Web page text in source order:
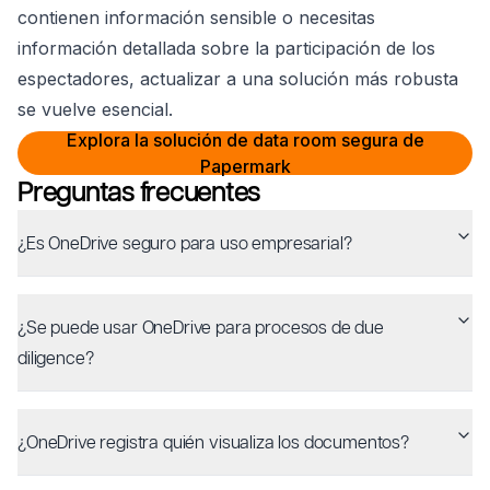
contienen información sensible o necesitas
información detallada sobre la participación de los
espectadores, actualizar a una solución más robusta
se vuelve esencial.
Explora la solución de data room segura de
Papermark
Preguntas frecuentes
¿Es OneDrive seguro para uso empresarial?
¿Se puede usar OneDrive para procesos de due
diligence?
¿OneDrive registra quién visualiza los documentos?